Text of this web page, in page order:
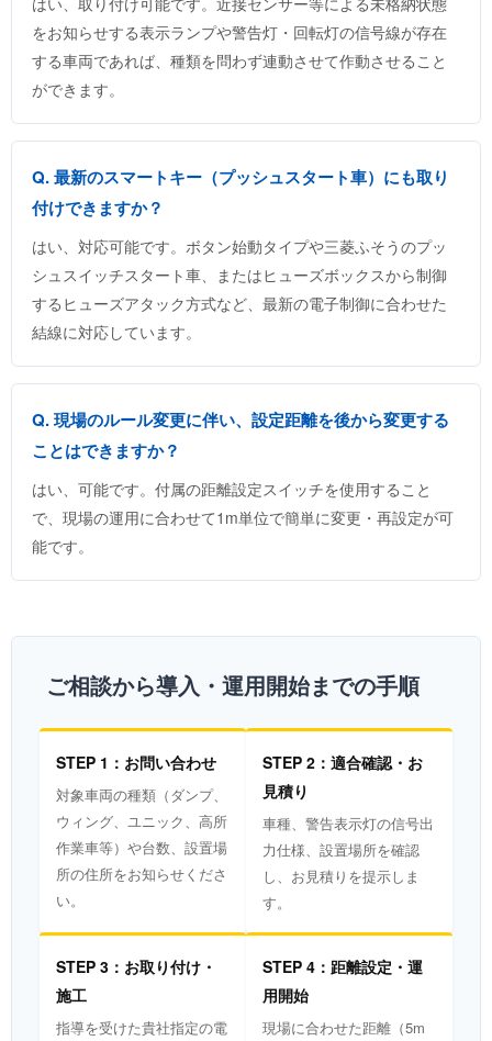
をお知らせする表示ランプや警告灯・回転灯の信号線が存在
する車両であれば、種類を問わず連動させて作動させること
ができます。
Q. 最新のスマートキー（プッシュスタート車）にも取り
付けできますか？
はい、対応可能です。ボタン始動タイプや三菱ふそうのプッ
シュスイッチスタート車、またはヒューズボックスから制御
するヒューズアタック方式など、最新の電子制御に合わせた
結線に対応しています。
Q. 現場のルール変更に伴い、設定距離を後から変更する
ことはできますか？
はい、可能です。付属の距離設定スイッチを使用すること
で、現場の運用に合わせて1m単位で簡単に変更・再設定が可
能です。
ご相談から導入・運用開始までの手順
STEP 1：お問い合わせ
対象車両の種類（ダンプ、
ウィング、ユニック、高所
作業車等）や台数、設置場
所の住所をお知らせくださ
い。
STEP 2：適合確認・お
見積り
車種、警告表示灯の信号出
力仕様、設置場所を確認
し、お見積りを提示しま
す。
STEP 3：お取り付け・
施工
指導を受けた貴社指定の電
STEP 4：距離設定・運
用開始
現場に合わせた距離（5m